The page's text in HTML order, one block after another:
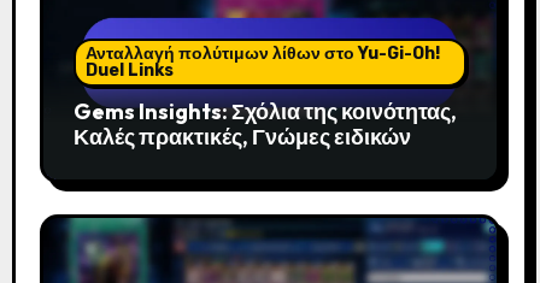
Ανταλλαγή πολύτιμων λίθων στο Yu-Gi-Oh!
Duel Links
Gems Insights: Σχόλια της κοινότητας,
Καλές πρακτικές, Γνώμες ειδικών